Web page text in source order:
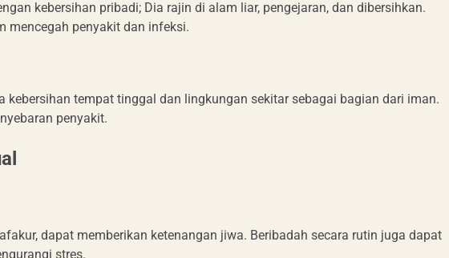
kebersihan pribadi; Dia rajin di alam liar, pengejaran, dan dibersihkan.
mencegah penyakit dan infeksi.
kebersihan tempat tinggal dan lingkungan sekitar sebagai bagian dari iman.
penyakit.
dapat memberikan ketenangan jiwa. Beribadah secara rutin juga dapat
stres.